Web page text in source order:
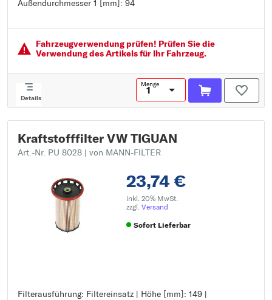
Außendurchmesser 1 [mm]: 94
Innendurchmesser [mm]: 9
Außendurchmesser 1 [mm]: 94
Fahrzeugver­wendung prüfen! Prüfen Sie die
Verwendung des Artikels für Ihr Fahrzeug.
Details
Menge
Kraftstofffilter VW TIGUAN
Art.-Nr. PU 8028 | von MANN-FILTER
23,74 €
inkl. 20% MwSt.
zzgl. Versand
Sofort Lieferbar
Filterausführung: Filtereinsatz | Höhe [mm]: 149 |
Filterausführung: Filtereinsatz